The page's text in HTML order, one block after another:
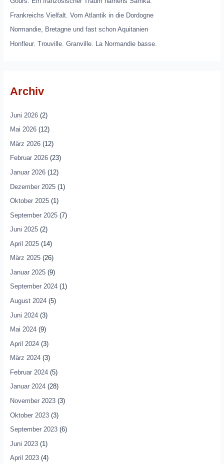
Frankreichs Vielfalt. Vom Atlantik in die Dordogne
Normandie, Bretagne und fast schon Aquitanien
Honfleur. Trouville. Granville. La Normandie basse.
Archiv
Juni 2026(2)
Mai 2026(12)
März 2026(12)
Februar 2026(23)
Januar 2026(12)
Dezember 2025(1)
Oktober 2025(1)
September 2025(7)
Juni 2025(2)
April 2025(14)
März 2025(26)
Januar 2025(9)
September 2024(1)
August 2024(5)
Juni 2024(3)
Mai 2024(9)
April 2024(3)
März 2024(3)
Februar 2024(5)
Januar 2024(28)
November 2023(3)
Oktober 2023(3)
September 2023(6)
Juni 2023(1)
April 2023(4)